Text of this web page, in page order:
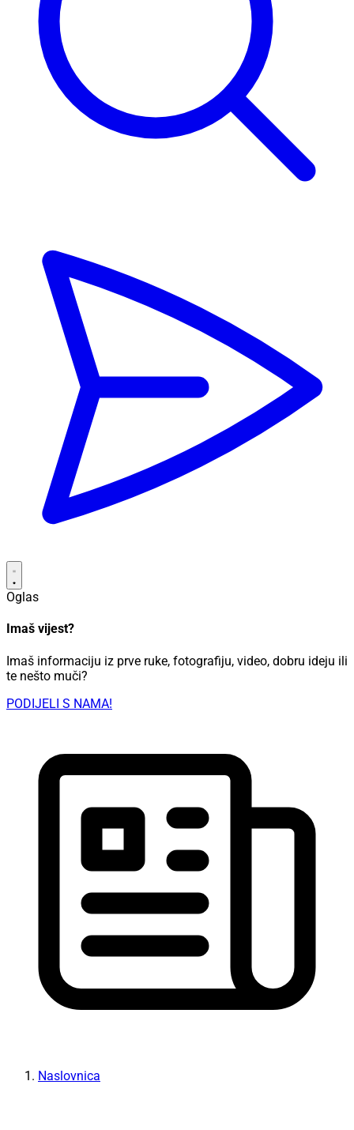
Oglas
Imaš vijest?
Imaš informaciju iz prve ruke, fotografiju, video, dobru ideju ili
te nešto muči?
PODIJELI S NAMA!
Naslovnica